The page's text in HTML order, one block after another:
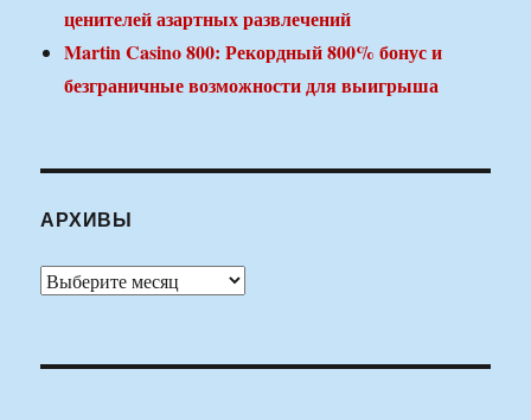
ценителей азартных развлечений
Martin Casino 800: Рекордный 800% бонус и
безграничные возможности для выигрыша
АРХИВЫ
Архивы